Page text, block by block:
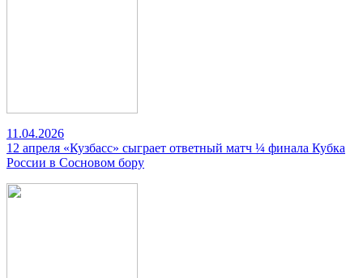
11.04.2026
12 апреля «Кузбасс» сыграет ответный матч ¼ финала Кубка
России в Сосновом бору